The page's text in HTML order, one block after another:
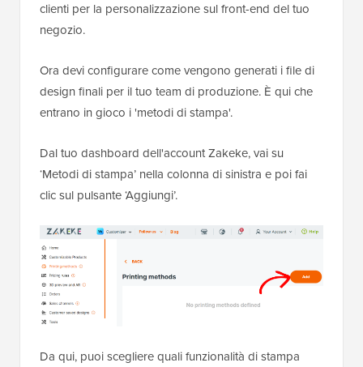
clienti per la personalizzazione sul front-end del tuo
negozio.
Ora devi configurare come vengono generati i file di
design finali per il tuo team di produzione. È qui che
entrano in gioco i 'metodi di stampa'.
Dal tuo dashboard dell'account Zakeke, vai su
‘Metodi di stampa’ nella colonna di sinistra e poi fai
clic sul pulsante ‘Aggiungi’.
Da qui, puoi scegliere quali funzionalità di stampa